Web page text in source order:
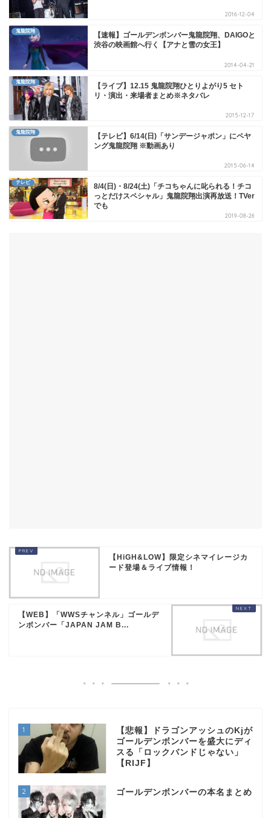
2016-12-04
鬼龍院翔
【速報】ゴールデンボンバー鬼龍院翔、DAIGOと
渋谷の映画館へ行く【アナと雪の女王】
2014-04-21
鬼龍院翔
【ライブ】12.15 鬼龍院翔ひとりよがり5 セト
リ・演出・来場者まとめ※ネタバレ
2015-12-17
鬼龍院翔
【テレビ】6/14(日)「サンデージャポン」にペヤ
ング鬼龍院翔 ※動画あり
2015-06-14
テレビ
8/4(日)・8/24(土)「チコちゃんに叱られる！チコ
っとだけスペシャル」鬼龍院翔出演再放送！TVer
でも
2019-08-26
【HiGH&LOW】限定シネマイレージカ
ード登場＆ライブ情報！
【WEB】「WWSチャンネル」ゴールデ
ンボンバー「JAPAN JAM B...
1
【悲報】ドラゴンアッシュのKjが
ゴールデンボンバーを盛大にディ
スる「ロックバンドじゃない」
【RIJF】
2 ゴールデンボンバーの本名まとめ